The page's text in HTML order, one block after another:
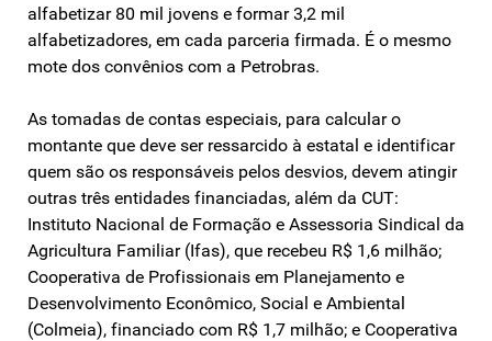
alfabetizar 80 mil jovens e formar 3,2 mil
alfabetizadores, em cada parceria firmada. É o mesmo
mote dos convênios com a Petrobras.
As tomadas de contas especiais, para calcular o
montante que deve ser ressarcido à estatal e identificar
quem são os responsáveis pelos desvios, devem atingir
outras três entidades financiadas, além da CUT:
Instituto Nacional de Formação e Assessoria Sindical da
Agricultura Familiar (Ifas), que recebeu R$ 1,6 milhão;
Cooperativa de Profissionais em Planejamento e
Desenvolvimento Econômico, Social e Ambiental
(Colmeia), financiado com R$ 1,7 milhão; e Cooperativa